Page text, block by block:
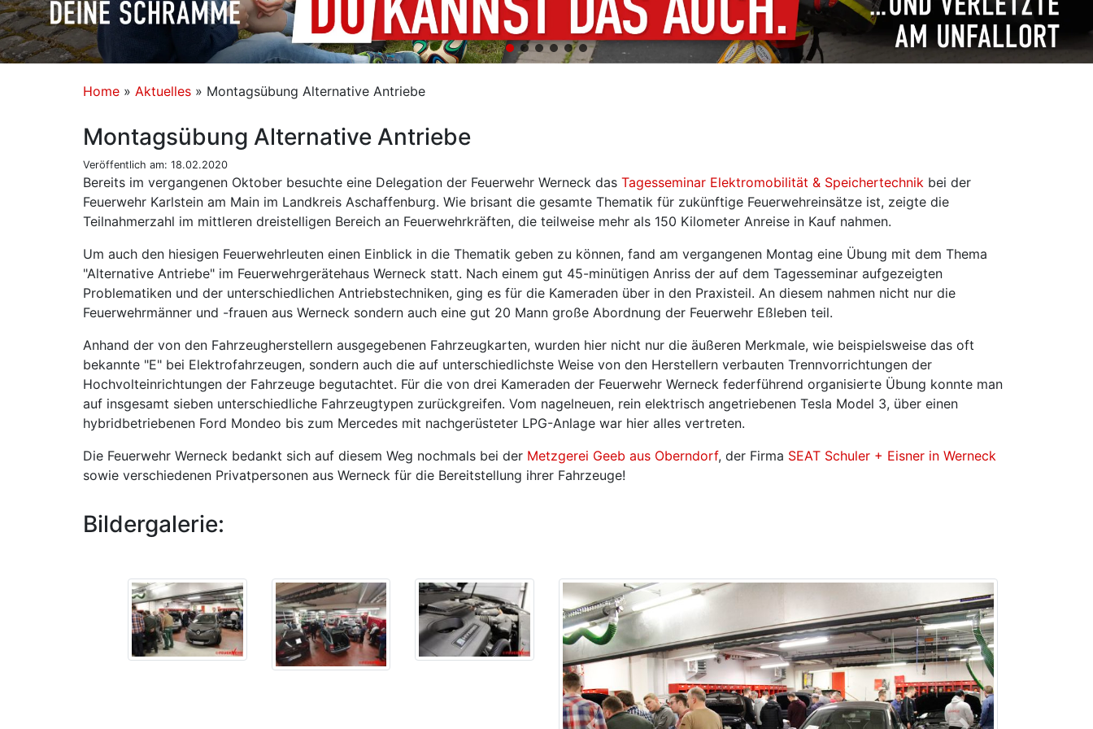
Home » Aktuelles » Montagsübung Alternative Antriebe
Montagsübung Alternative Antriebe
Veröffentlich am: 18.02.2020
Bereits im vergangenen Oktober besuchte eine Delegation der Feuerwehr Werneck das Tagesseminar Elektromobilität & Speichertechnik bei der
Feuerwehr Karlstein am Main im Landkreis Aschaffenburg. Wie brisant die gesamte Thematik für zukünftige Feuerwehreinsätze ist, zeigte die
Teilnahmerzahl im mittleren dreistelligen Bereich an Feuerwehrkräften, die teilweise mehr als 150 Kilometer Anreise in Kauf nahmen.
Um auch den hiesigen Feuerwehrleuten einen Einblick in die Thematik geben zu können, fand am vergangenen Montag eine Übung mit dem Thema
"Alternative Antriebe" im Feuerwehrgerätehaus Werneck statt. Nach einem gut 45-minütigen Anriss der auf dem Tagesseminar aufgezeigten
Problematiken und der unterschiedlichen Antriebstechniken, ging es für die Kameraden über in den Praxisteil. An diesem nahmen nicht nur die
Feuerwehrmänner und -frauen aus Werneck sondern auch eine gut 20 Mann große Abordnung der Feuerwehr Eßleben teil.
Anhand der von den Fahrzeugherstellern ausgegebenen Fahrzeugkarten, wurden hier nicht nur die äußeren Merkmale, wie beispielsweise das oft
bekannte "E" bei Elektrofahrzeugen, sondern auch die auf unterschiedlichste Weise von den Herstellern verbauten Trennvorrichtungen der
Hochvolteinrichtungen der Fahrzeuge begutachtet. Für die von drei Kameraden der Feuerwehr Werneck federführend organisierte Übung konnte man
auf insgesamt sieben unterschiedliche Fahrzeugtypen zurückgreifen. Vom nagelneuen, rein elektrisch angetriebenen Tesla Model 3, über einen
hybridbetriebenen Ford Mondeo bis zum Mercedes mit nachgerüsteter LPG-Anlage war hier alles vertreten.
Die Feuerwehr Werneck bedankt sich auf diesem Weg nochmals bei der Metzgerei Geeb aus Oberndorf, der Firma SEAT Schuler + Eisner in Werneck
sowie verschiedenen Privatpersonen aus Werneck für die Bereitstellung ihrer Fahrzeuge!
Bildergalerie: